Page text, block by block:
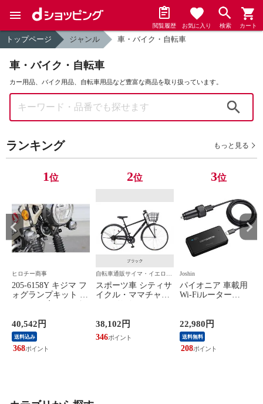
閲覧履歴 お気に入り 検索 カート
トップページ ジャンル 車・バイク・自転車
車・バイク・自転車
カー用品、バイク用品、自転車用品など豊富な商品を取り扱っています。
ランキング もっと見る
1位
ヒロチー商事
205-6158Y キジマ フ
ォグランプキット イ
JA55/8BJ-JA65)
40,542円
送料込み
368
2位
自転車通販サイマ・イエロー
ハット
スポーツ車 シティサ
イクル・ママチャリ
ィーククロス) ブラ
ック 27インチ 整備
士が100%組み立てた
38,102円
346
3位
Joshin
パイオニア 車載用
Wi-Fiルーター
2年 UIM同梱 DCT-
WR200D 【返品種別
B】
22,980円
送料無料
208